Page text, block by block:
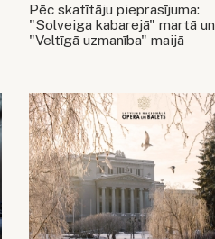
Pēc skatītāju pieprasījuma:
"Solveiga kabarejā" martā un
"Veltīgā uzmanība" maijā